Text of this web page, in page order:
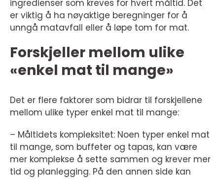
ingredienser som kreves for hvert måltid. Det
er viktig å ha nøyaktige beregninger for å
unngå matavfall eller å løpe tom for mat.
Forskjeller mellom ulike
«enkel mat til mange»
Det er flere faktorer som bidrar til forskjellene
mellom ulike typer enkel mat til mange:
– Måltidets kompleksitet: Noen typer enkel mat
til mange, som buffeter og tapas, kan være
mer komplekse å sette sammen og krever mer
tid og planlegging. På den annen side kan